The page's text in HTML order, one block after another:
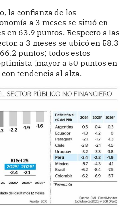
la confianza de los
a 3 meses se situó en
en 63.9 puntos. Respecto a las
a 3 meses se ubicó en 58.3
puntos; todos estos
(mayor a 50 puntos en
tendencia al alza.